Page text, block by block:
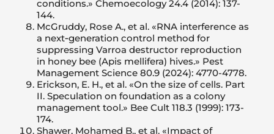
conditions.» Chemoecology 24.4 (2014): 137-
144.
McGruddy, Rose A., et al. «RNA interference as
a next‐generation control method for
suppressing Varroa destructor reproduction
in honey bee (Apis mellifera) hives.» Pest
Management Science 80.9 (2024): 4770-4778.
Erickson, E. H., et al. «On the size of cells. Part
II. Speculation on foundation as a colony
management tool.» Bee Cult 118.3 (1999): 173-
174.
Shawer, Mohamed B., et al. «Impact of